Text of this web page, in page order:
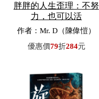
胖胖的人生歪理：不努
力，也可以活
作者：Mr. D（陳偉愷）
優惠價79折284元